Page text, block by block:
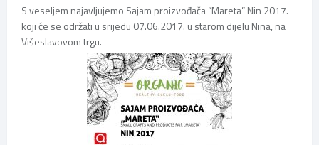
S veseljem najavljujemo Sajam proizvođača “Mareta” Nin 2017.
koji će se održati u srijedu 07.06.2017. u starom dijelu Nina, na
Višeslavovom trgu.